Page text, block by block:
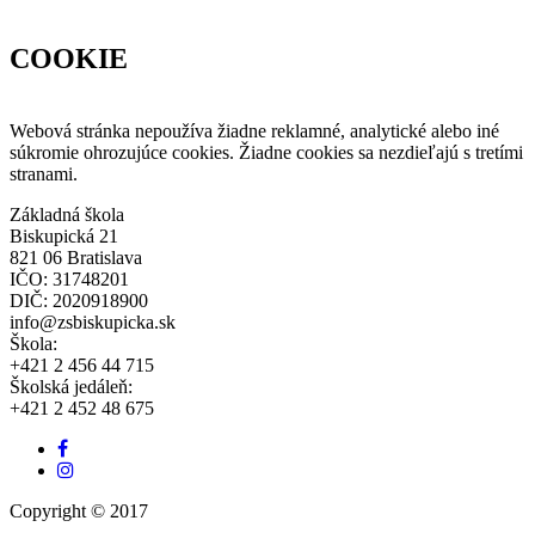
COOKIE
Webová stránka nepoužíva žiadne reklamné, analytické alebo iné
súkromie ohrozujúce cookies. Žiadne cookies sa nezdieľajú s tretími
stranami.
Základná škola
Biskupická 21
821 06 Bratislava
IČO: 31748201
DIČ: 2020918900
info@zsbiskupicka.sk
Škola:
+421 2 456 44 715
Školská jedáleň:
+421 2 452 48 675
Facebook
odkaz
Instagram
Copyright © 2017